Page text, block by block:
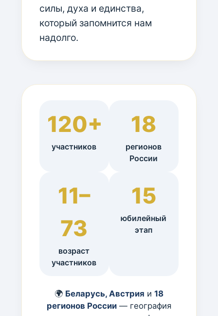
силы, духа и единства,
который запомнится нам
надолго.
120+
участников
18
регионов
России
11–
73
возраст
участников
15
юбилейный
этап
🌍 Беларусь, Австрия и 18
регионов России — география